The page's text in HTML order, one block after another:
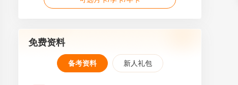
免费资料
备考资料 新人礼包